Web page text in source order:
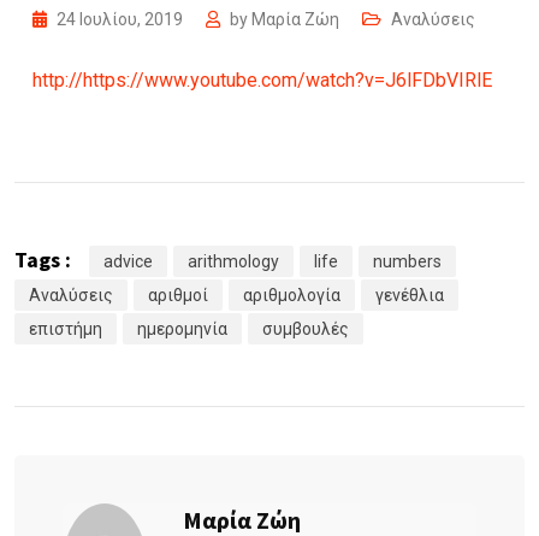
24 Ιουλίου, 2019 by Μαρία Ζώη Αναλύσεις
http://https://www.youtube.com/watch?v=J6lFDbVIRlE
Tags : advice arithmology life
numbers
Αναλύσεις
αριθμοί αριθμολογία
γενέθλια
επιστήμη
ημερομηνία συμβουλές
Μαρία Ζώη